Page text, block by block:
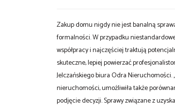
Zakup domu nigdy nie jest banalną
formalności. W przypadku
współpracy i najczęściej traktują
skuteczne, lepiej powierzać
Jelczańskiego biura Odra
nieruchomości, umożliwiła także
podjęcie decyzji. Sprawy związane z